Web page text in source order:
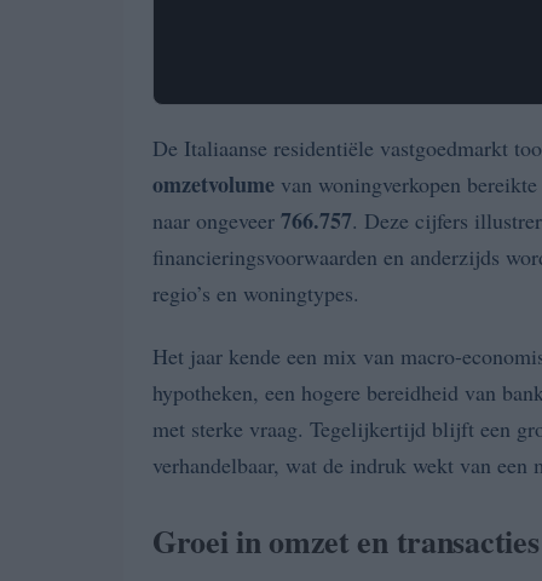
De Italiaanse residentiële vastgoedmarkt
omzetvolume van woningverkopen
naar ongeveer 766.757. Deze cijfers
financieringsvoorwaarden en anderzijds
regio’s en woningtypes.
Het jaar kende een mix van macro-
hypotheken, een hogere bereidheid van
met sterke vraag. Tegelijkertijd blijft een
verhandelbaar, wat de indruk wekt van een
Groei in omzet en transacties